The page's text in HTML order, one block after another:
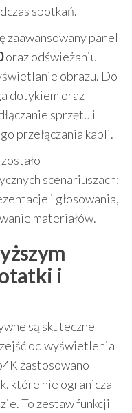
spotkań.
zaawansowany panel
oraz odświeżaniu
obrazu. Do
dotykiem oraz
sprzętu i
przełączania kabli.
scenariuszach:
i głosowania,
materiałów.
i
są skuteczne
od wyświetlenia
zastosowano
które nie ogranicza
To zestaw funkcji